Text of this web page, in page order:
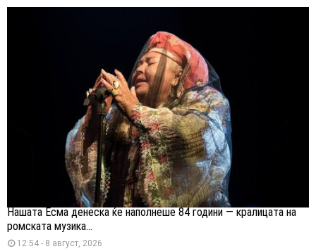
Нашата Есма денеска ќе наполнеше 84 години — кралицата на
ромската музика...
12:54 - 8 август, 2026